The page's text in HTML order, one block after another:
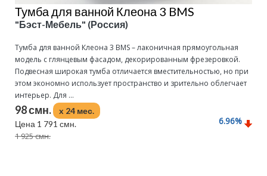
Тумба для ванной Клеона 3 BMS
"Бэст-Мебель" (Россия)
Тумба для ванной Клеона 3 BMS – лаконичная прямоугольная
модель с глянцевым фасадом, декорированным фрезеровкой.
Подвесная широкая тумба отличается вместительностью, но при
этом экономно использует пространство и зрительно облегчает
интерьер. Для ...
98 смн.
x 24 мес.
Цена 1 791 смн.
1 925 смн.
6.96%